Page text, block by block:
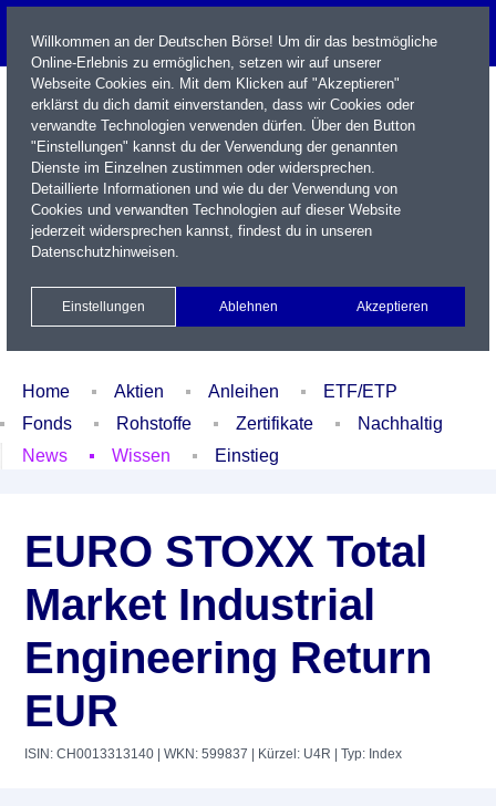
Name / WKN / ISIN / Kürzel
Xetra Realtime
Watchlist Portfolio Login
Home Aktien Anleihen
ETF/ETP
Fonds
Rohstoffe Zertifikate
Nachhaltig
News
Wissen Einstieg
EURO STOXX Total
Market Industrial
Engineering Return
EUR
ISIN: CH0013313140 | WKN: 599837 | Kürzel: U4R | Typ: Index
Willkommen an der Deutschen Börse! Um dir das bestmögliche
Online-Erlebnis zu ermöglichen, setzen wir auf unserer
Webseite Cookies ein. Mit dem Klicken auf "Akzeptieren"
erklärst du dich damit einverstanden, dass wir Cookies oder
verwandte Technologien verwenden dürfen. Über den Button
"Einstellungen" kannst du der Verwendung der genannten
Dienste im Einzelnen zustimmen oder widersprechen.
Detaillierte Informationen und wie du der Verwendung von
Cookies und verwandten Technologien auf dieser Website
jederzeit widersprechen kannst, findest du in unseren
Datenschutzhinweisen.
Einstellungen Ablehnen Akzeptieren